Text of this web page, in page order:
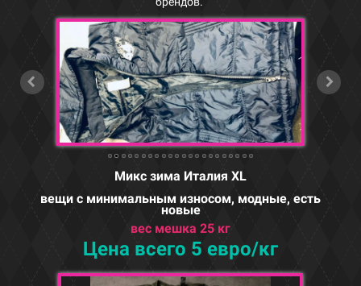
Микс зима Италия XL
вещи с минимальным износом, модные, есть
новые
вес мешка 25 кг
Цена всего 5 евро/кг